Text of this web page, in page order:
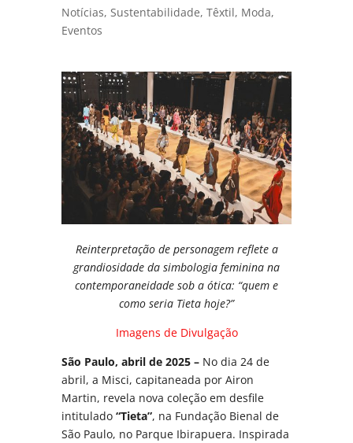
Notícias,Sustentabilidade,Têxtil, Moda,
Eventos
Reinterpretação de personagem reflete a
grandiosidade da simbologia feminina na
contemporaneidade sob a ótica: “quem e
como seria Tieta hoje?”
Imagens de Divulgação
São Paulo, abril de 2025 – No dia 24 de
abril, a Misci, capitaneada por Airon
Martin, revela nova coleção em desfile
intitulado“Tieta”, na Fundação Bienal de
São Paulo, no Parque Ibirapuera. Inspirada